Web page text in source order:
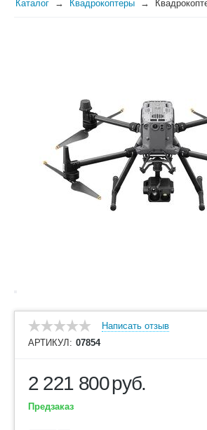
Каталог Квадрокоптеры
Написать отзыв
АРТИКУЛ: 07854
2 221 800руб.
Предзаказ